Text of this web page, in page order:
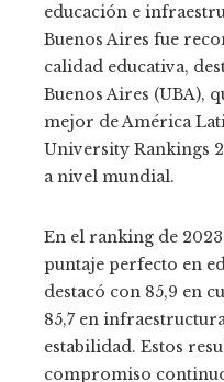
educación e
Buenos Aires fue
calidad educativa,
Buenos Aires (UBA),
mejor de América
University Rankings
a nivel mundial.
En el ranking de
puntaje perfecto en
destacó con 85,9 en
85,7 en
estabilidad. Estos
compromiso